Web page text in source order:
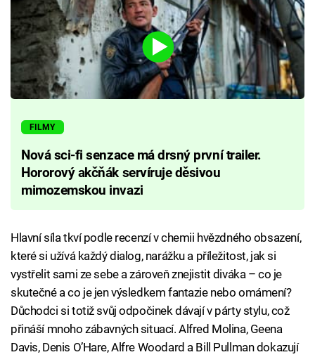
FILMY
Nová sci-fi senzace má drsný první trailer.
Hororový akčňák servíruje děsivou
mimozemskou invazi
Hlavní síla tkví podle recenzí v chemii hvězdného obsazení,
které si užívá každý dialog, narážku a příležitost, jak si
vystřelit sami ze sebe a zároveň znejistit diváka – co je
skutečné a co je jen výsledkem fantazie nebo omámení?
Důchodci si totiž svůj odpočinek dávají v párty stylu, což
přináší mnoho zábavných situací. Alfred Molina, Geena
Davis, Denis O’Hare, Alfre Woodard a Bill Pullman dokazují